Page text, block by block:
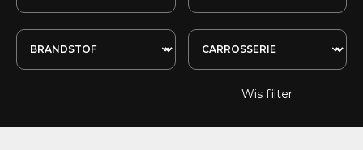
Wis filter